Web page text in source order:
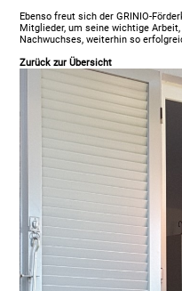
Ebenso freut sich der GRINIO-
Mitglieder, um seine wichtige
Nachwuchses, weiterhin so
Zurück zur Übersicht